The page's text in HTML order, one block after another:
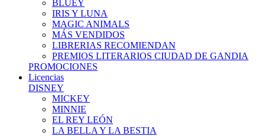
BLUEY
IRIS Y LUNA
MAGIC ANIMALS
MÁS VENDIDOS
LIBRERIAS RECOMIENDAN
PREMIOS LITERARIOS CIUDAD DE GANDIA
PROMOCIONES
Licencias
DISNEY
MICKEY
MINNIE
EL REY LEÓN
LA BELLA Y LA BESTIA